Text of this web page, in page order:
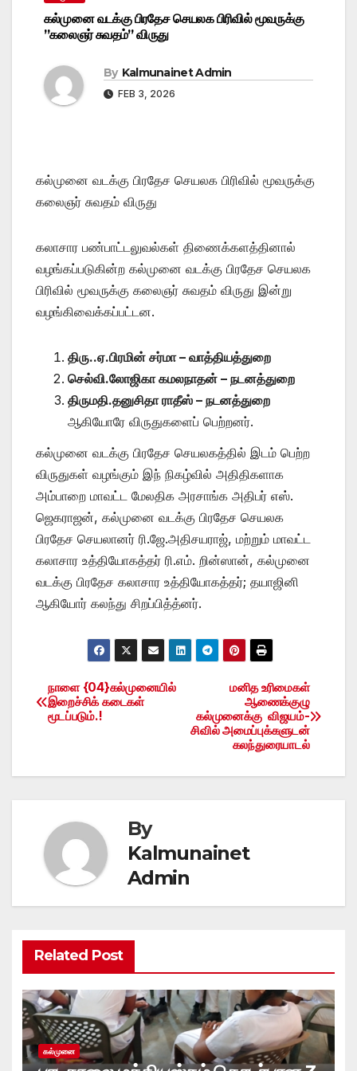
கல்முனை வடக்கு பிரதேச செயலக பிரிவில் மூவருக்கு
”கலைஞர் சுவதம்” விருது
By Kalmunainet Admin
FEB 3, 2026
கல்முனை வடக்கு பிரதேச செயலக பிரிவில் மூவருக்கு
கலைஞர் சுவதம் விருது
கலாசார பண்பாட்டலுவல்கள் திணைக்களத்தினால்
வழங்கப்படுகின்ற கல்முனை வடக்கு பிரதேச செயலக
பிரிவில் மூவருக்கு கலைஞர் சுவதம் விருது இன்று
வழங்கிவைக்கப்பட்டன.
திரு..ஏ.பிரமின் சர்மா – வாத்தியத்துறை
செல்வி.லோஜிகா கமலநாதன் – நடனத்துறை
திருமதி.தனுசிதா ராதீஸ் – நடனத்துறை
ஆகியோரே விருதுகளைப் பெற்றனர்.
கல்முனை வடக்கு பிரதேச செயலகத்தில் இடம் பெற்ற
விருதுகள் வழங்கும் இந் நிகழ்வில் அதிதிகளாக
அம்பாறை மாவட்ட மேலதிக அரசாங்க அதிபர் எஸ்.
ஜெகராஜன், கல்முனை வடக்கு பிரதேச செயலக
பிரதேச செயலானர் ரி.ஜே.அதிசயராஜ், மற்றும் மாவட்ட
கலாசார உத்தியோகத்தர் ரி.எம். றின்ஸான், கல்முனை
வடக்கு பிரதேச கலாசார உத்தியோகத்தர்; தயாஜினி
ஆகியோர் கலந்து சிறப்பித்த்னர்.
Post
navigation
மனித உரிமைகள்
ஆணைக்குழு
கல்முனைக்கு விஜயம்-
சிவில் அமைப்புக்களுடன்
கலந்துரையாடல்
நாளை {04}கல்முனையில்
இறைச்சிக் கடைகள்
மூடப்படும்.!
By
Kalmunainet
Admin
Related Post
கல்முனை